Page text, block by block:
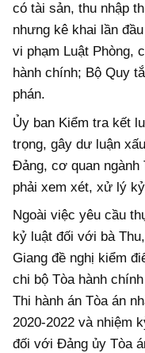
có tài sản, thu nhập
nhưng kê khai lần
vi phạm Luật Phòng,
hành chính; Bộ Quy
phán.
Ủy ban Kiểm tra kết
trọng, gây dư luận
Đảng, cơ quan ngành
phải xem xét, xử lý
Ngoài việc yêu cầu
kỷ luật đối với bà
Giang đề nghị kiểm
chi bộ Tòa hành
Thi hành án Tòa án
2020-2022 và nhiệm
đối với Đảng ủy Tòa